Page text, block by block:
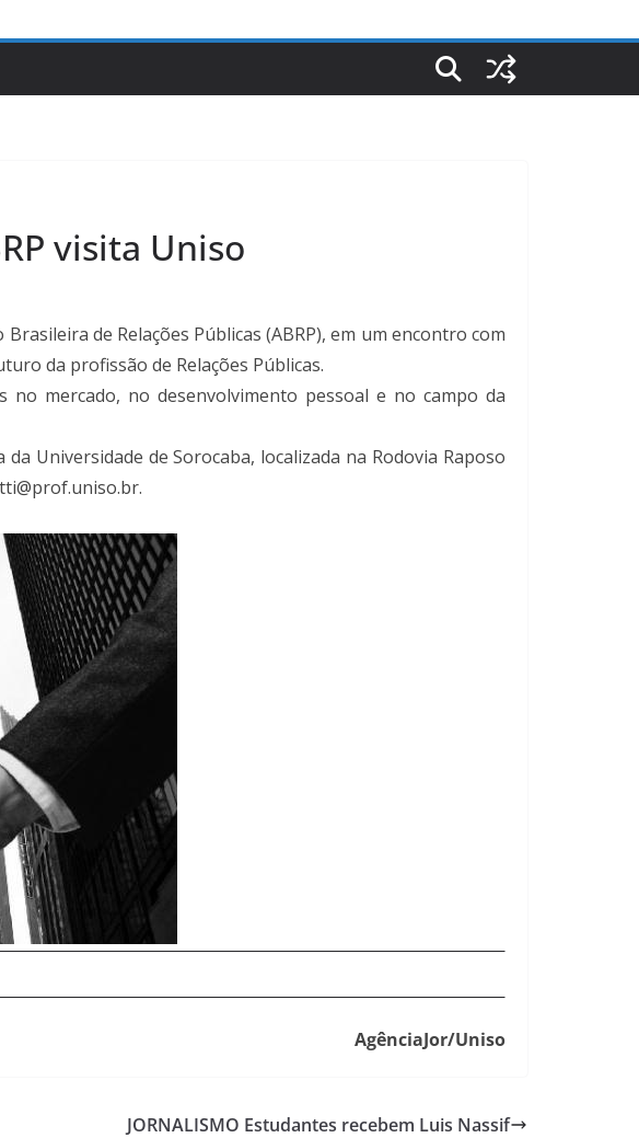
visita Uniso
de Relações Públicas (ABRP), em um encontro com
da profissão de Relações Públicas.
no mercado, no desenvolvimento pessoal e no campo da
Universidade de Sorocaba, localizada na Rodovia Raposo
AgênciaJor/Uniso
JORNALISMO Estudantes recebem Luis Nassif